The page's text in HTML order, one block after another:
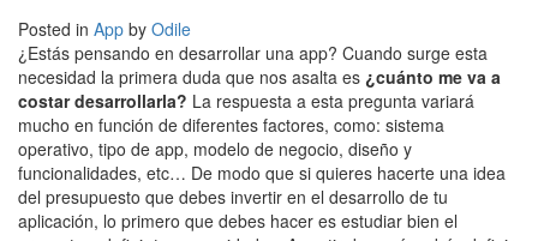
Posted in App by Odile
¿Estás pensando en desarrollar una app? Cuando surge esta
necesidad la primera duda que nos asalta es ¿cuánto me va a
costar desarrollarla? La respuesta a esta pregunta variará
mucho en función de diferentes factores, como: sistema
operativo, tipo de app, modelo de negocio, diseño y
funcionalidades, etc… De modo que si quieres hacerte una idea
del presupuesto que debes invertir en el desarrollo de tu
aplicación, lo primero que debes hacer es estudiar bien el